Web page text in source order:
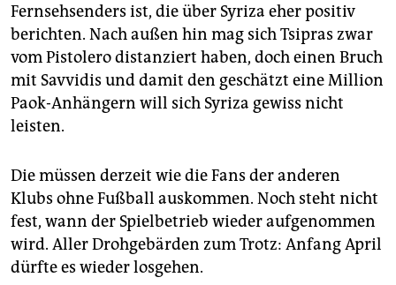
Fernsehsenders ist, die über Syriza eher positiv
berichten. Nach außen hin mag sich Tsipras zwar
vom Pistolero distanziert haben, doch einen Bruch
mit Savvidis und damit den geschätzt eine Million
Paok-Anhängern will sich Syriza gewiss nicht
leisten.
Die müssen derzeit wie die Fans der anderen
Klubs ohne Fußball auskommen. Noch steht nicht
fest, wann der Spielbetrieb wieder aufgenommen
wird. Aller Drohgebärden zum Trotz: Anfang April
dürfte es wieder losgehen.